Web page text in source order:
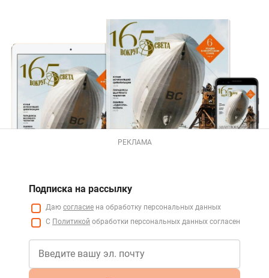
РЕКЛАМА
Подписка на рассылку
Даю согласие на обработку персональных данных
С Политикой обработки персональных данных согласен